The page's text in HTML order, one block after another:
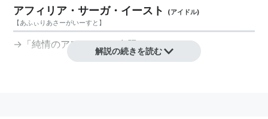
アフィリア・サーガ・イースト (アイドル)
【あふぃりあさーがいーすと 】
→「純情のアフィリア」参照
解説の続きを読む